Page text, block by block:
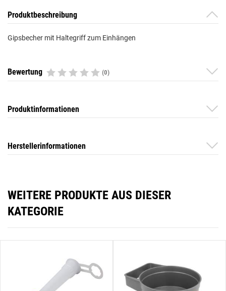
Produktbeschreibung
Gipsbecher mit Haltegriff zum Einhängen
Bewertung (0)
Produktinformationen
Herstellerinformationen
WEITERE PRODUKTE AUS DIESER
KATEGORIE